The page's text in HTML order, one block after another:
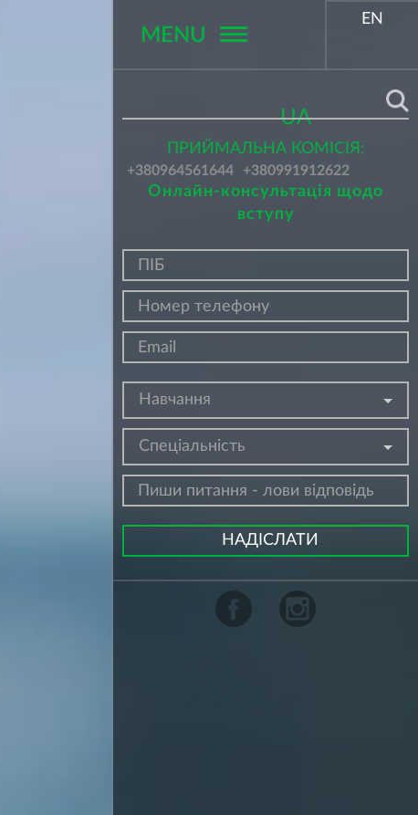
MENU
UA
EN
ПРИЙМАЛЬНА КОМІСІЯ:
+380964561644 +380991912622
Онлайн-консультація щодо
вступу
Навчання
Спеціальність